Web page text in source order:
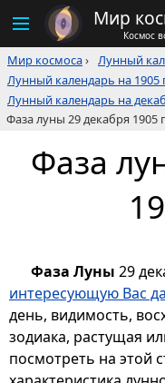
Мир
Космос
Мир космоса› Лунный
Лунный календарь на 1905
Лунный календарь на
Фаза луны 29 декабря 1905
Фаза
Фаза Луны 29
интересующую Вас
день, видимость,
зодиака, растущая
посмотреть на этой